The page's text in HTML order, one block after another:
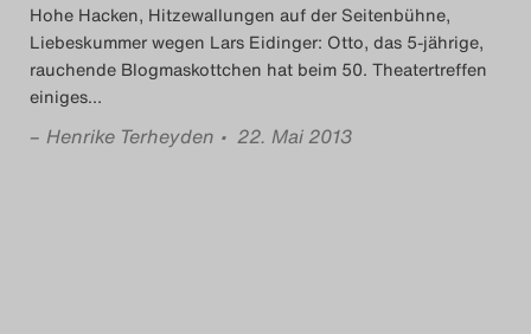
Hohe Hacken, Hitzewallungen auf der Seitenbühne,
Liebeskummer wegen Lars Eidinger: Otto, das 5-jährige,
rauchende Blogmaskottchen hat beim 50. Theatertreffen
einiges…
– Henrike Terheyden • 22. Mai 2013